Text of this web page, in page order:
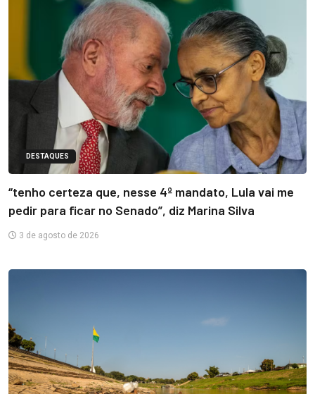
DESTAQUES
“tenho certeza que, nesse 4º mandato, Lula vai me
pedir para ficar no Senado”, diz Marina Silva
3 de agosto de 2026